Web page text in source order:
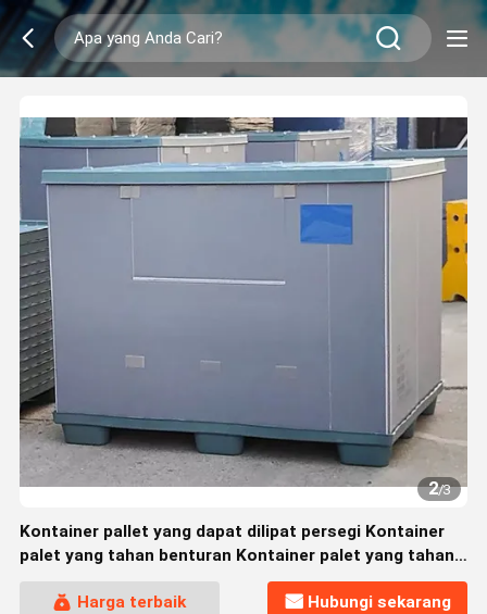
2/3
Kontainer pallet yang dapat dilipat persegi Kontainer
palet yang tahan benturan Kontainer palet yang tahan
Harga terbaik
Hubungi sekarang